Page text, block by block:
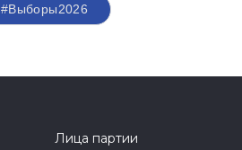
#Выборы2026
Лица партии